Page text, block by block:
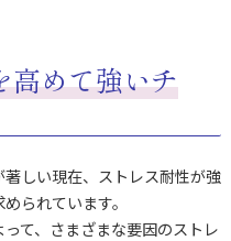
高めて強いチ
しい現在、ストレス耐性が強
られています。
て、さまざまな要因のストレ